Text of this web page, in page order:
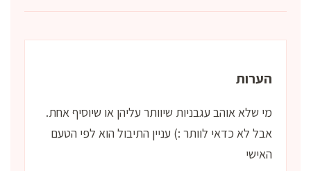
הערות
מי שלא אוהב עגבניות שיוותר עליהן או שיוסיף אחת.
אבל לא כדאי לוותר :) עניין התיבול הוא לפי הטעם
האישי